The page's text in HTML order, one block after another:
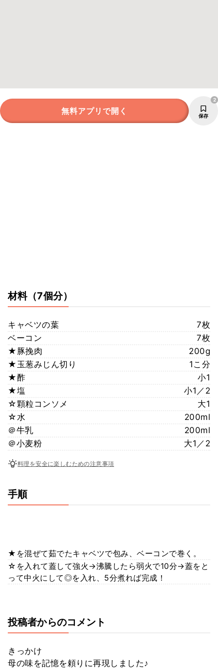
無料アプリで開く 保存
2
材料（7個分）
キャベツの葉
7枚
ベーコン
7枚
★豚挽肉
200g
★玉葱みじん切り
1こ分
★酢
小1
★塩
小1／2
☆顆粒コンソメ
大1
☆水
200ml
＠牛乳
200ml
＠小麦粉
大1／2
料理を安全に楽しむための注意事項
手順
★を混ぜて茹でたキャベツで包み、ベーコンで巻く。
☆を入れて蓋して強火→沸騰したら弱火で10分→蓋をと
って中火にして◎を入れ、5分煮れば完成！
投稿者からのコメント
きっかけ
母の味を記憶を頼りに再現しました♪